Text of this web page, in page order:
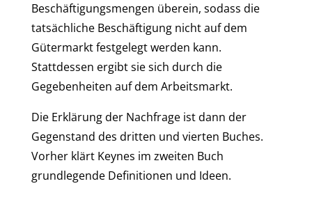
Beschäftigungsmengen überein, sodass die
tatsächliche Beschäftigung nicht auf dem
Gütermarkt festgelegt werden kann.
Stattdessen ergibt sie sich durch die
Gegebenheiten auf dem Arbeitsmarkt.
Die Erklärung der Nachfrage ist dann der
Gegenstand des dritten und vierten Buches.
Vorher klärt Keynes im zweiten Buch
grundlegende Definitionen und Ideen.